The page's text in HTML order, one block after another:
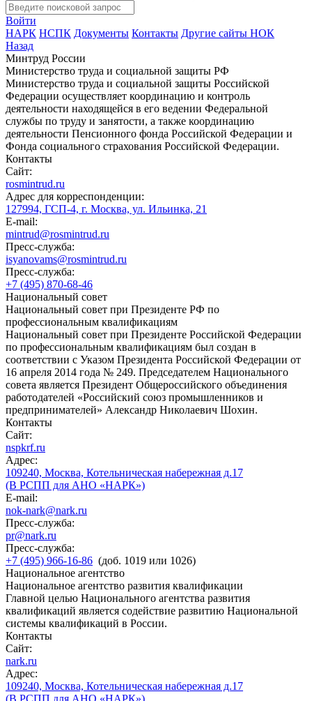
Войти
НАРК НСПК Документы Контакты Другие сайты НОК
Назад
Минтруд России
Министерство труда и социальной защиты РФ
Министерство труда и социальной защиты Российской
Федерации осуществляет координацию и контроль
деятельности находящейся в его ведении Федеральной
службы по труду и занятости, а также координацию
деятельности Пенсионного фонда Российской Федерации и
Фонда социального страхования Российской Федерации.
Контакты
Сайт:
rosmintrud.ru
Адрес для корреспонденции:
127994, ГСП-4, г. Москва, ул. Ильинка, 21
E-mail:
mintrud@rosmintrud.ru
Пресс-служба:
isyanovams@rosmintrud.ru
Пресс-служба:
+7 (495) 870-68-46
Национальный совет
Национальный совет при Президенте РФ по
профессиональным квалификациям
Национальный совет при Президенте Российской Федерации
по профессиональным квалификациям был создан в
соответствии с Указом Президента Российской Федерации от
16 апреля 2014 года № 249. Председателем Национального
совета является Президент Общероссийского объединения
работодателей «Российский союз промышленников и
предпринимателей» Александр Николаевич Шохин.
Контакты
Сайт:
nspkrf.ru
Адрес:
109240, Москва, Котельническая набережная д.17
(В РСПП для АНО «НАРК»)
E-mail:
nok-nark@nark.ru
Пресс-служба:
pr@nark.ru
Пресс-служба:
+7 (495) 966-16-86 (доб. 1019 или 1026)
Национальное агентство
Национальное агентство развития квалификации
Главной целью Национального агентства развития
квалификаций является содействие развитию Национальной
системы квалификаций в России.
Контакты
Сайт:
nark.ru
Адрес:
109240, Москва, Котельническая набережная д.17
(В РСПП для АНО «НАРК»)